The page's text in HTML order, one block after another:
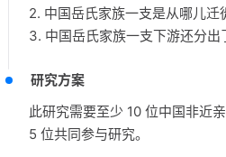
2. 中国岳氏家族一支是从哪儿迁
3. 中国岳氏家族一支下游还分出
研究方案
此研究需要至少 10 位中国非近
5 位共同参与研究。